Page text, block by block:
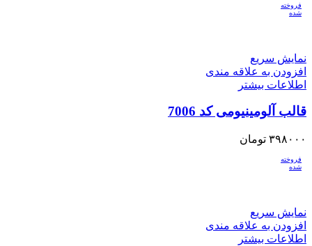
فروخته
شده
نمایش سریع
افزودن به علاقه مندی
اطلاعات بیشتر
قالب آلومینیومی کد 7006
۳۹۸۰۰۰ تومان
فروخته
شده
نمایش سریع
افزودن به علاقه مندی
اطلاعات بیشتر